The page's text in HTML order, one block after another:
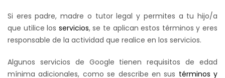
Si eres padre, madre o tutor legal y permites a tu hijo/a
que utilice los servicios, se te aplican estos términos y eres
responsable de la actividad que realice en los servicios.
Algunos servicios de Google tienen requisitos de edad
mínima adicionales, como se describe en sus términos y